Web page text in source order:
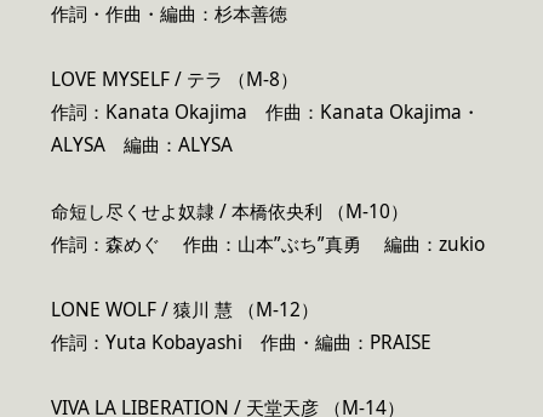
作詞・作曲・編曲：杉本善徳
LOVE MYSELF / テラ （M-8）
作詞：Kanata Okajima 作曲：Kanata Okajima・
ALYSA 編曲：ALYSA
命短し尽くせよ奴隷 / 本橋依央利 （M-10）
作詞：森めぐ 作曲：山本”ぶち”真勇 編曲：zukio
LONE WOLF / 猿川 慧 （M-12）
作詞：Yuta Kobayashi 作曲・編曲：PRAISE
VIVA LA LIBERATION / 天堂天彦 （M-14）